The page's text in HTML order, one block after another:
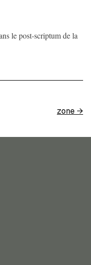
le post-scriptum de la
zone →